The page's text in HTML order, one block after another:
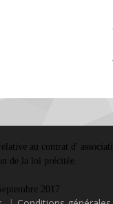
au contrat d'
de la loi précitée.
2017